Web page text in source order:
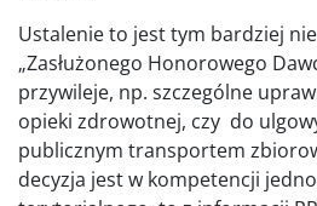
Ustalenie to jest tym bardziej
„Zasłużonego Honorowego
przywileje, np. szczególne
opieki zdrowotnej, czy do
publicznym transportem
decyzja jest w kompetencji